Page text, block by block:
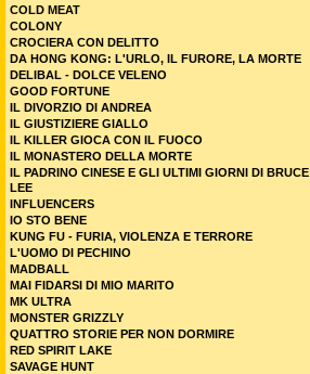
COLD MEAT
COLONY
CROCIERA CON DELITTO
DA HONG KONG: L'URLO, IL FURORE, LA MORTE
DELIBAL - DOLCE VELENO
GOOD FORTUNE
IL DIVORZIO DI ANDREA
IL GIUSTIZIERE GIALLO
IL KILLER GIOCA CON IL FUOCO
IL MONASTERO DELLA MORTE
IL PADRINO CINESE E GLI ULTIMI GIORNI DI BRUCE
LEE
INFLUENCERS
IO STO BENE
KUNG FU - FURIA, VIOLENZA E TERRORE
L'UOMO DI PECHINO
MADBALL
MAI FIDARSI DI MIO MARITO
MK ULTRA
MONSTER GRIZZLY
QUATTRO STORIE PER NON DORMIRE
RED SPIRIT LAKE
SAVAGE HUNT